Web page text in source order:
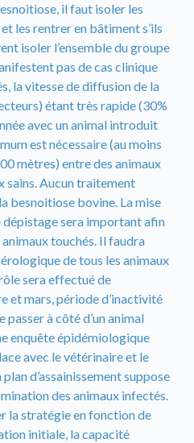
il faut isoler les
les rentrer en bâtiment s’ils
isoler l’ensemble du groupe
pas de cas clinique
la vitesse de diffusion de la
étant très rapide (30%
avec un animal introduit
est nécessaire (au moins
mètres) entre des animaux
sains. Aucun traitement
besnoitiose bovine. La mise
dépistage sera important afin
touchés. Il faudra
de tous les animaux
sera effectué de
et mars, période d’inactivité
à côté d’un animal
enquête épidémiologique
avec le vétérinaire et le
plan d’assainissement suppose
des animaux infectés.
la stratégie en fonction de
initiale, la capacité